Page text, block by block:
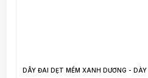
DÂY